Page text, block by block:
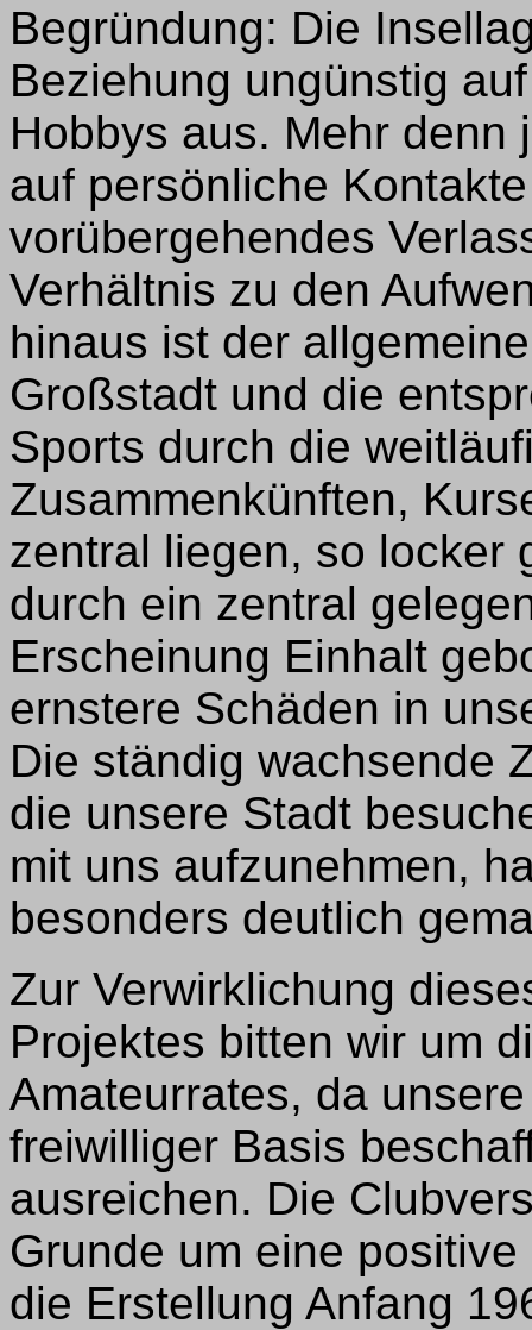
Begründung: Die
Beziehung ungünstig
Hobbys aus. Mehr denn
auf persönliche
vorübergehendes
Verhältnis zu den
hinaus ist der
Großstadt und die
Sports durch die
Zusammenkünften,
zentral liegen, so locker
durch ein zentral
Erscheinung Einhalt
ernstere Schäden in
Die ständig wachsende
die unsere Stadt
mit uns aufzunehmen,
besonders deutlich
Zur Verwirklichung
Projektes bitten wir um
Amateurrates, da
freiwilliger Basis
ausreichen. Die
Grunde um eine
die Erstellung Anfang